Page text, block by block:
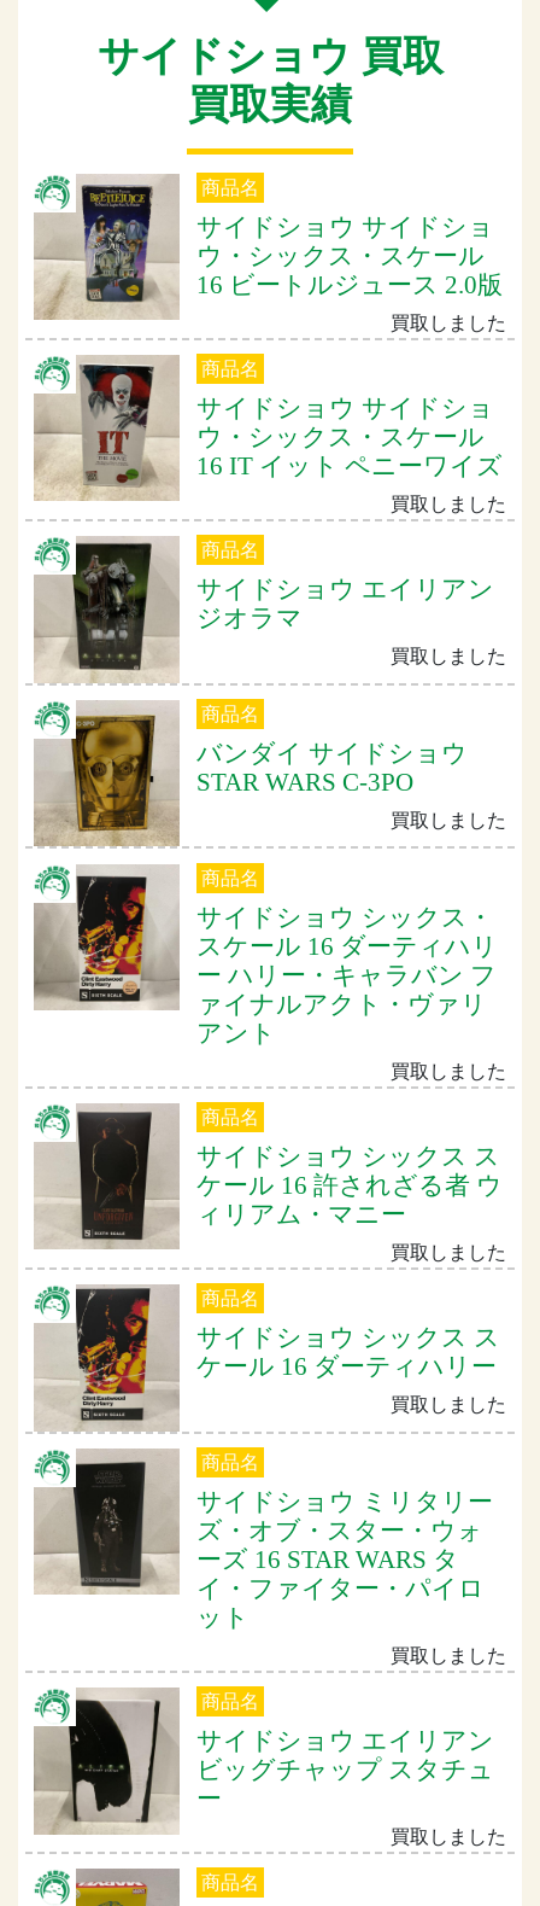
サイドショウ 買取
買取実績
商品名
サイドショウ サイドショ
ウ・シックス・スケール
16 ビートルジュース 2.0版
買取しました
商品名
サイドショウ サイドショ
ウ・シックス・スケール
16 IT イット ペニーワイズ
買取しました
商品名
サイドショウ エイリアン
ジオラマ
買取しました
商品名
バンダイ サイドショウ
STAR WARS C-3PO
買取しました
商品名
サイドショウ シックス・
スケール 16 ダーティハリ
ー ハリー・キャラバン フ
ァイナルアクト・ヴァリ
アント
買取しました
商品名
サイドショウ シックス ス
ケール 16 許されざる者 ウ
ィリアム・マニー
買取しました
商品名
サイドショウ シックス ス
ケール 16 ダーティハリー
買取しました
商品名
サイドショウ ミリタリー
ズ・オブ・スター・ウォ
ーズ 16 STAR WARS タ
イ・ファイター・パイロ
ット
買取しました
商品名
サイドショウ エイリアン
ビッグチャップ スタチュ
ー
買取しました
商品名